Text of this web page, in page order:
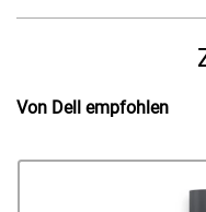
Von Dell empfohlen